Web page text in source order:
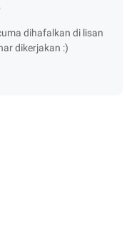
dihafalkan di lisan
dikerjakan :)